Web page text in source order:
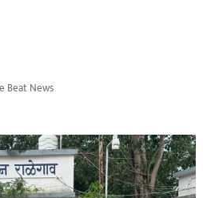
Beat News